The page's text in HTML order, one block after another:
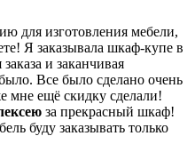
для изготовления мебели,
Я заказывала шкаф-купе в
и заканчивая
Все было сделано очень
мне ещё скидку сделали!
за прекрасный шкаф!
буду заказывать только